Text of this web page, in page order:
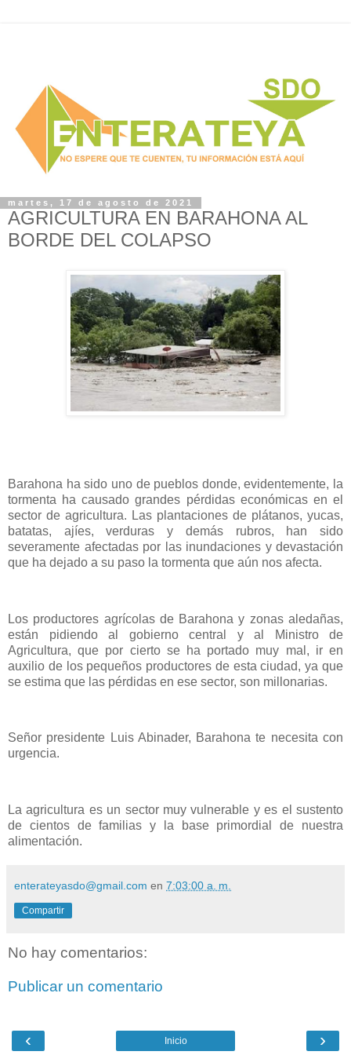
martes, 17 de agosto de 2021
AGRICULTURA EN BARAHONA AL
BORDE DEL COLAPSO
Barahona ha sido uno de pueblos donde, evidentemente, la
tormenta ha causado grandes pérdidas económicas en el
sector de agricultura. Las plantaciones de plátanos, yucas,
batatas, ajíes, verduras y demás rubros, han sido
severamente afectadas por las inundaciones y devastación
que ha dejado a su paso la tormenta que aún nos afecta.
Los productores agrícolas de Barahona y zonas aledañas,
están pidiendo al gobierno central y al Ministro de
Agricultura, que por cierto se ha portado muy mal, ir en
auxilio de los pequeños productores de esta ciudad, ya que
se estima que las pérdidas en ese sector, son millonarias.
Señor presidente Luis Abinader, Barahona te necesita con
urgencia.
La agricultura es un sector muy vulnerable y es el sustento
de cientos de familias y la base primordial de nuestra
alimentación.
enterateyasdo@gmail.com en 7:03:00 a. m.
Compartir
No hay comentarios:
Publicar un comentario
‹ ›
Inicio